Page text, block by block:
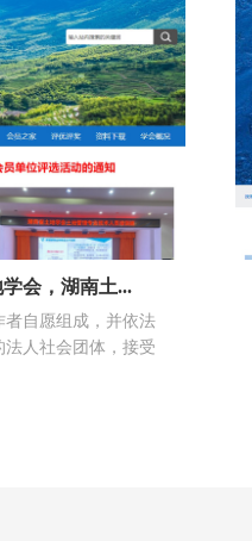
会，湖南土...
自愿组成，并依法
人社会团体，接受